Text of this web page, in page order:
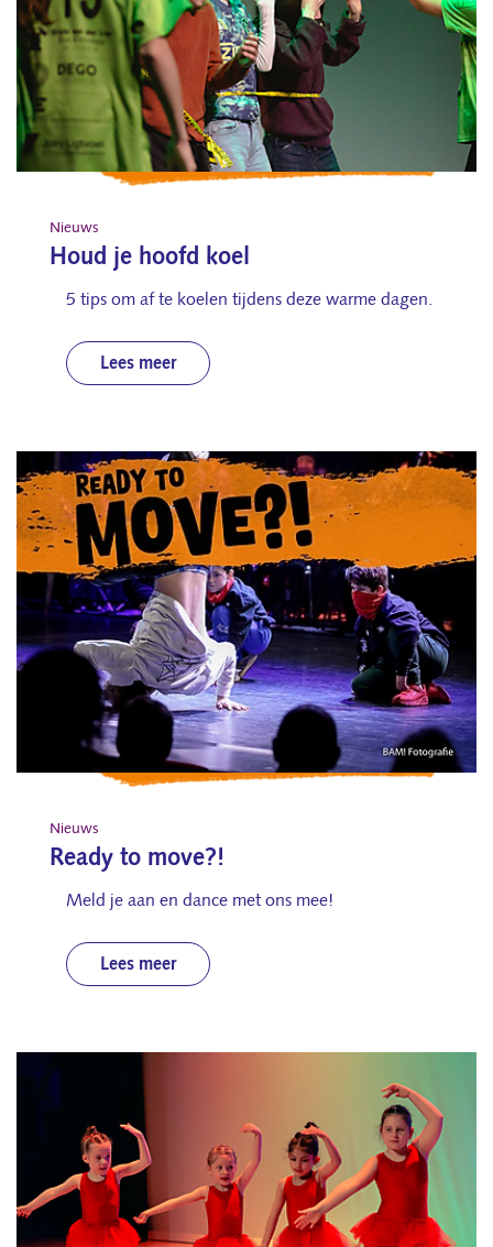
Nieuws
Houd je hoofd koel
5 tips om af te koelen tijdens deze warme dagen.
Lees meer
Nieuws
Ready to move?!
Meld je aan en dance met ons mee!
Lees meer